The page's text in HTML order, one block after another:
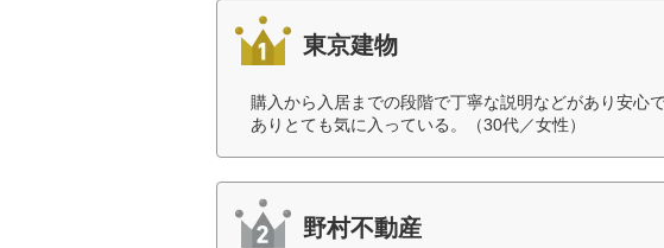
東京建物
購入から入居までの段階で丁寧な説明などがあり安心
ありとても気に入っている。（30代／女性）
野村不動産